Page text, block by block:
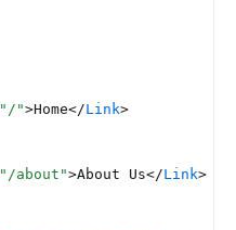
"/">Home</Link>
"/about">About Us</Link>